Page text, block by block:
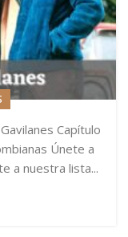
Capítulo
Únete a
a nuestra lista...